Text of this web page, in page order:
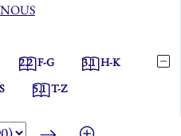
2.2F-G 3.1H-K
5.1T-Z